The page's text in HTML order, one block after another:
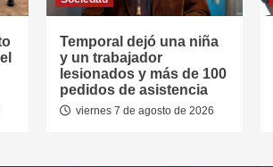
Temporal dejó una niña
y un trabajador
lesionados y más de 100
pedidos de asistencia
viernes 7 de agosto de 2026